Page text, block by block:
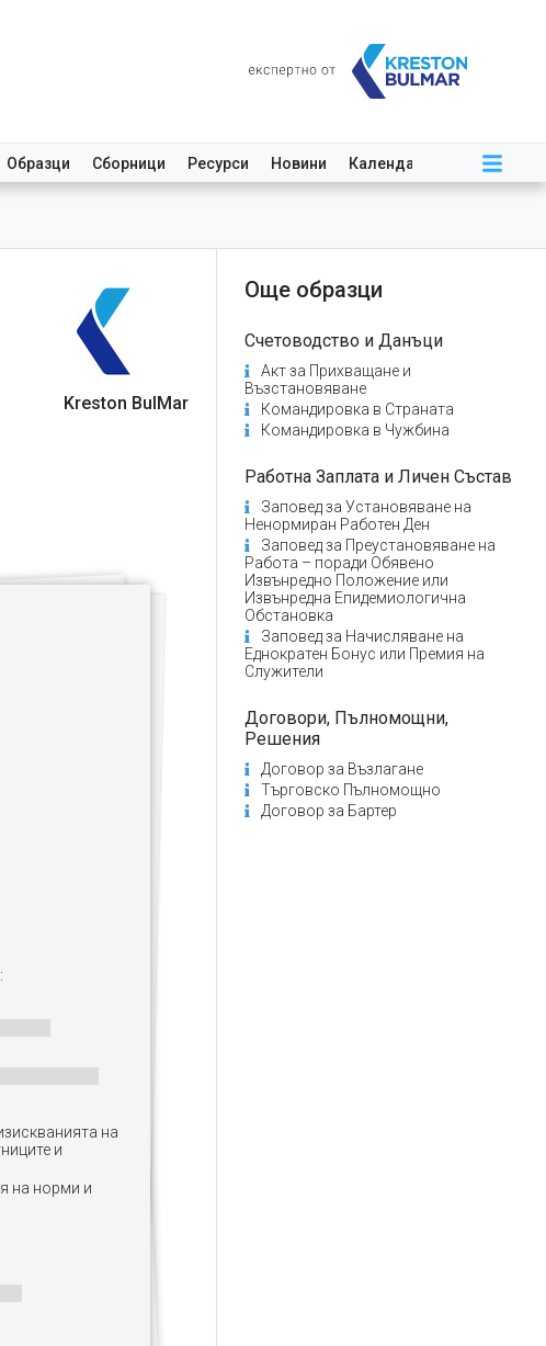
Образци Сборници Ресурси Новини Календар
Kreston BulMar
на
и
на норми и
Още образци
Счетоводство и Данъци
Акт за Прихващане и
Възстановяване
Командировка в Страната
Командировка в Чужбина
Работна Заплата и Личен Състав
Заповед за Установяване на
Ненормиран Работен Ден
Заповед за Преустановяване на
Работа – поради Обявено
Извънредно Положение или
Извънредна Епидемиологична
Обстановка
Заповед за Начисляване на
Еднократен Бонус или Премия на
Служители
Договори, Пълномощни,
Решения
Договор за Възлагане
Търговско Пълномощно
Договор за Бартер